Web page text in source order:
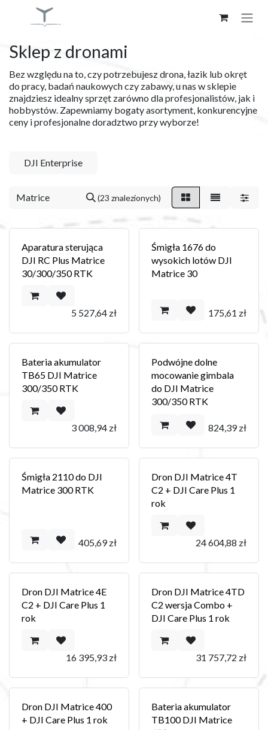
Skip to Content
Sklep z dronami
Bez względu na to, czy potrzebujesz drona, łazik lub okręt
do pracy, badań naukowych czy zabawy, u nas w sklepie
znajdziesz idealny sprzęt zarówno dla profesjonalistów, jak i
hobbystów. Zapewniamy bogaty asortyment, konkurencyjne
ceny i profesjonalne doradztwo przy wyborze!
DJI Enterprise
(23 znalezionych)
Aparatura sterująca
DJI RC Plus Matrice
30/300/350 RTK
5 527,64zł
Śmigła 1676 do
wysokich lotów DJI
Matrice 30
175,61 zł
Bateria akumulator
TB65 DJI Matrice
300/350 RTK
3 008,94zł
Podwójne dolne
mocowanie gimbala
do DJI Matrice
300/350 RTK
824,39zł
Śmigła 2110 do DJI
Matrice 300 RTK
405,69zł
Dron DJI Matrice 4T
C2 + DJI Care Plus 1
rok
24 604,88 zł
Dron DJI Matrice 4E
C2 + DJI Care Plus 1
rok
16 395,93zł
Dron DJI Matrice 4TD
C2 wersja Combo +
DJI Care Plus 1 rok
31 757,72 zł
Dron DJI Matrice 400
+ DJI Care Plus 1 rok
Bateria akumulator
TB100 DJI Matrice